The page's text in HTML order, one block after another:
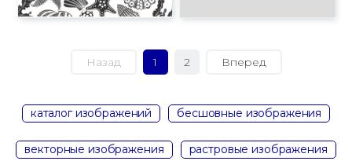
Назад 1 2 Вперед
каталог изображений бесшовные изображения
векторные изображения растровые изображения